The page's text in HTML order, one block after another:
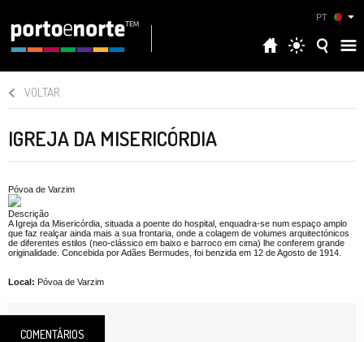
PT
VOLTAR
IGREJA DA MISERICÓRDIA
Póvoa de Varzim
Descrição
A Igreja da Misericórdia, situada a poente do hospital, enquadra-se num espaço amplo
que faz realçar ainda mais a sua frontaria, onde a colagem de volumes arquitectónicos
de diferentes estilos (neo-clássico em baixo e barroco em cima) lhe conferem grande
originalidade. Concebida por Adães Bermudes, foi benzida em 12 de Agosto de 1914.
Local: Póvoa de Varzim
COMENTÁRIOS